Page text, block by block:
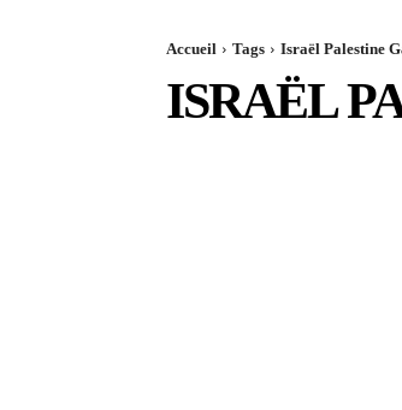
Accueil Tags Israël Palestine
ISRAËL